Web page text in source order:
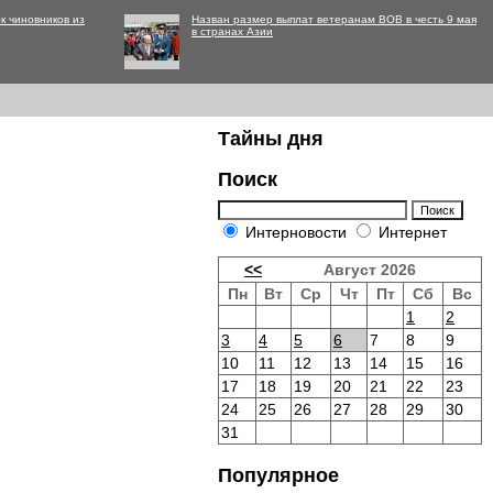
чиновников из
Назван размер выплат ветеранам ВОВ в честь 9 мая
в странах Азии
Тайны дня
Поиск
Интерновости Интернет
<<
Август 2026
Пн
Вт Ср Чт Пт Сб
Вс
1
2
3
4 5 6 7 8
9
10
11 12 13 14 15
16
17
18 19 20 21 22
23
24
25 26 27 28 29
30
31
Популярное